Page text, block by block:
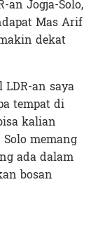
an Jogja-Solo,
Mas Arif
dekat
an saya
tempat di
kalian
memang
ada dalam
bosan